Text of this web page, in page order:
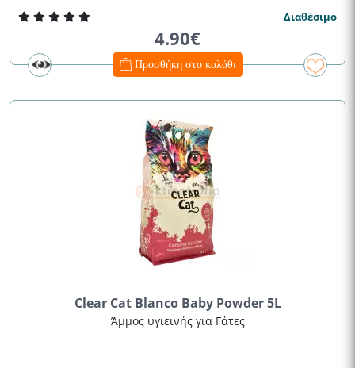
Διαθέσιμο
4.90€
Προσθήκη στο καλάθι
Clear Cat Blanco Baby Powder 5L
Άμμος υγιεινής για Γάτες